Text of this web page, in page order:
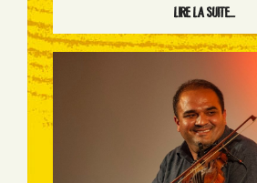
Lire la suite...